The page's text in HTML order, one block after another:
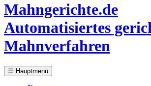
Mahngerichte.de
Automatisiertes
Mahnverfahren
☰ Hauptmenü